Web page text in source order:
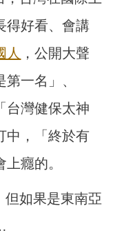
得好看、會講
人 ，公開大聲
一名」、
台灣健保太神
中，「終於有
癮的。
但如果是東南亞